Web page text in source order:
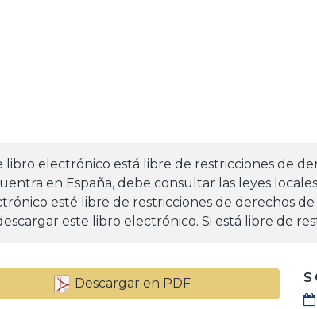
libro electrónico está libre de restricciones de
en España, debe consultar las leyes
esté libre de restricciones de derechos
este libro electrónico. Si está libre de
Descargar en PDF